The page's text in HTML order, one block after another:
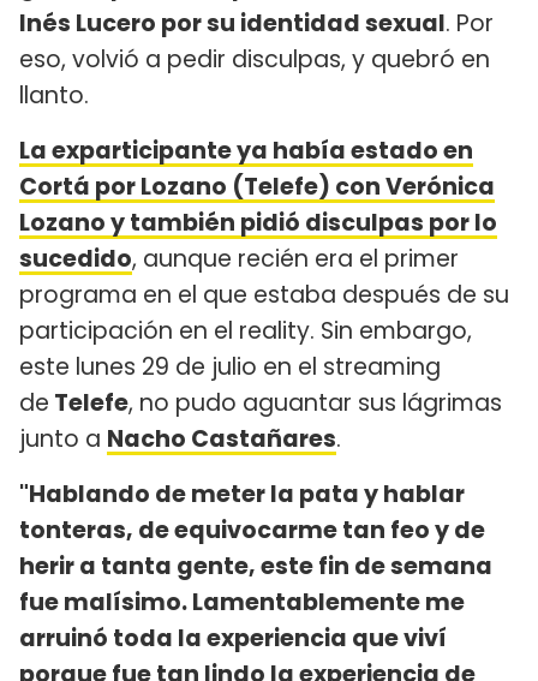
Inés Lucero por su identidad sexual. Por
eso, volvió a pedir disculpas, y quebró en
llanto.
La exparticipante ya había estado en
Cortá por Lozano (Telefe) con Verónica
Lozano y también pidió disculpas por lo
sucedido, aunque recién era el primer
programa en el que estaba después de su
participación en el reality. Sin embargo,
este lunes 29 de julio en el streaming
de Telefe, no pudo aguantar sus lágrimas
junto a Nacho Castañares.
"Hablando de meter la pata y hablar
tonteras, de equivocarme tan feo y de
herir a tanta gente, este fin de semana
fue malísimo. Lamentablemente me
arruinó toda la experiencia que viví
porque fue tan lindo la experiencia de